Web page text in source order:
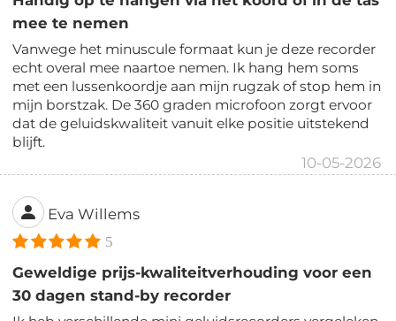
mee te nemen
Vanwege het minuscule formaat kun je deze recorder
echt overal mee naartoe nemen. Ik hang hem soms
met een lussenkoordje aan mijn rugzak of stop hem in
mijn borstzak. De 360 graden microfoon zorgt ervoor
dat de geluidskwaliteit vanuit elke positie uitstekend
blijft.
10-05-2026
Eva Willems
5
Geweldige prijs-kwaliteitverhouding voor een
30 dagen stand-by recorder